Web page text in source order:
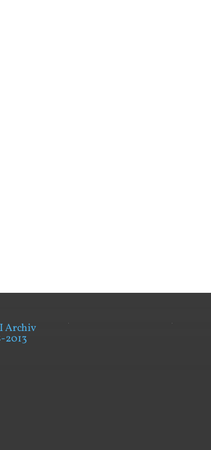
Archiv
2013